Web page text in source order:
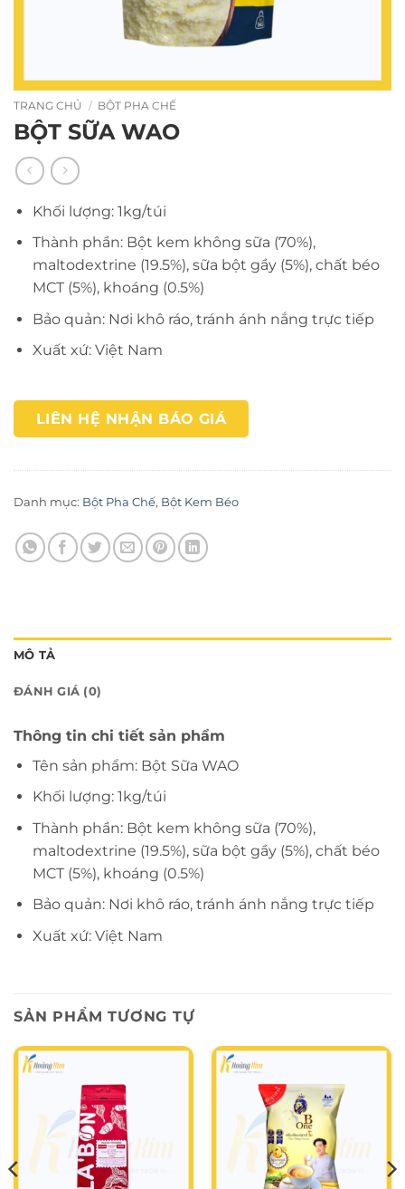
TRANG CHỦ / BỘT PHA CHẾ
BỘT SỮA WAO
Khối lượng: 1kg/túi
Thành phần: Bột kem không sữa (70%),
maltodextrine (19.5%), sữa bột gầy (5%), chất béo
MCT (5%), khoáng (0.5%)
Bảo quản: Nơi khô ráo, tránh ánh nắng trực tiếp
Xuất xứ: Việt Nam
LIÊN HỆ NHẬN BÁO GIÁ
Danh mục: Bột Pha Chế, Bột Kem Béo
MÔ TẢ
ĐÁNH GIÁ (0)
Thông tin chi tiết sản phẩm
Tên sản phẩm: Bột Sữa WAO
Khối lượng: 1kg/túi
Thành phần: Bột kem không sữa (70%),
maltodextrine (19.5%), sữa bột gầy (5%), chất béo
MCT (5%), khoáng (0.5%)
Bảo quản: Nơi khô ráo, tránh ánh nắng trực tiếp
Xuất xứ: Việt Nam
SẢN PHẨM TƯƠNG TỰ